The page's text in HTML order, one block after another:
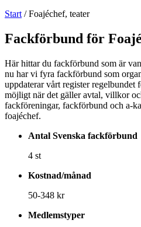
Start /Foajéchef, teater
Fackförbund för
Här hittar du fackförbund som är
nu har vi fyra fackförbund som
uppdaterar vårt register regelbundet
möjligt när det gäller avtal, villkor
fackföreningar, fackförbund och a-
foajéchef.
Antal Svenska fackförbund
4 st
Kostnad/månad
50-348 kr
Medlemstyper